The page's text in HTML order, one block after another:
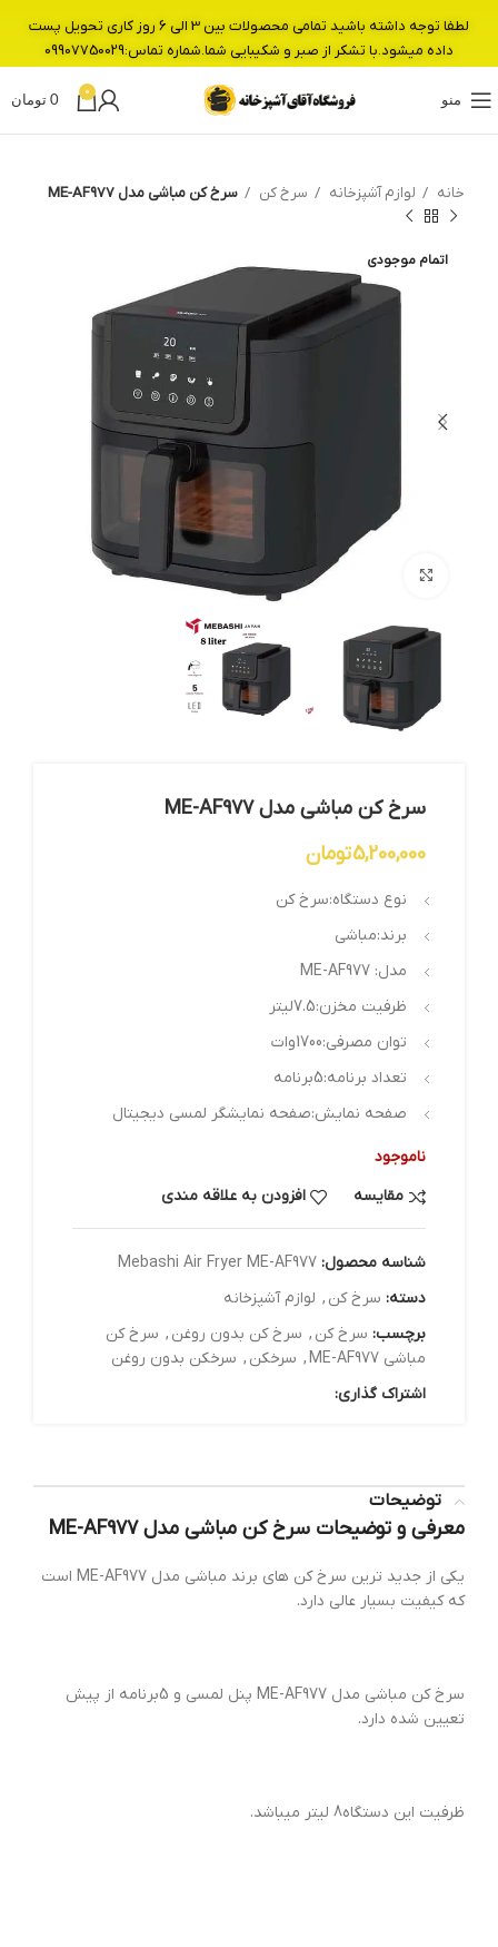
منو
0
0 تومان
خانه لوازم آشپزخانه سرخ کن سرخ کن مباشی مدل ME-AF977
اتمام موجودی
بزرگنمایی تصویر
سرخ کن مباشی مدل ME-AF977
5,200,000تومان
نوع دستگاه:سرخ کن
برند:مباشی
مدل: ME-AF977
ظرفیت مخزن:7.5لیتر
توان مصرفی:1700وات
تعداد برنامه:5برنامه
صفحه نمایش:صفحه نمایشگر لمسی دیجیتال
ناموجود
مقایسه
افزودن به علاقه مندی
شناسه محصول: Mebashi Air Fryer ME-AF977
دسته: سرخ کن , لوازم آشپزخانه
برچسب: سرخ کن , سرخ کن بدون روغن , سرخ کن
مباشی ME-AF977
, سرخکن , سرخکن بدون روغن
اشتراک گذاری:
توضیحات
معرفی و توضیحات سرخ کن مباشی مدل ME-AF977
یکی از جدید ترین سرخ کن های برند مباشی مدل ME-AF977 است
که کیفیت بسیار عالی دارد.
سرخ کن مباشی مدل ME-AF977 پنل لمسی و 5برنامه از پیش
تعیین شده دارد.
ظرفیت این دستگاه8 لیتر میباشد.
لطفا توجه داشته باشید تمامی محصولات بین 3 الی 6 روز کاری تحویل پست
داده میشود.با تشکر از صبر و شکیبایی شما.شماره تماس:09907750029